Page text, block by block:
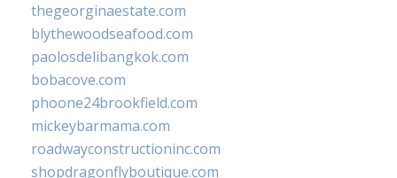
thegeorginaestate.com
blythewoodseafood.com
paolosdelibangkok.com
bobacove.com
phoone24brookfield.com
mickeybarmama.com
roadwayconstructioninc.com
shopdragonflyboutique.com